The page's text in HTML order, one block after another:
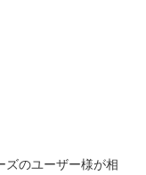
ズのユーザー様が相